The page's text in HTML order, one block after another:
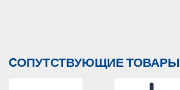
CОПУТСТВУЮЩИЕ ТОВАРЫ